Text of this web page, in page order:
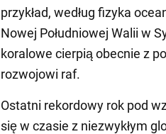
przykład, według fizyka
Nowej Południowej Walii w
koralowe cierpią obecnie z
rozwojowi raf.
Ostatni rekordowy rok pod
się w czasie z niezwykłym